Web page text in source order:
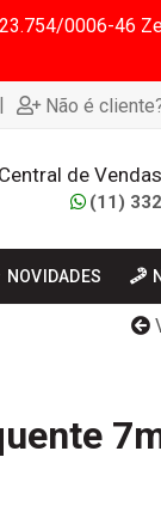
0006-46
| Não é
Central de
(11)
NOVIDADES